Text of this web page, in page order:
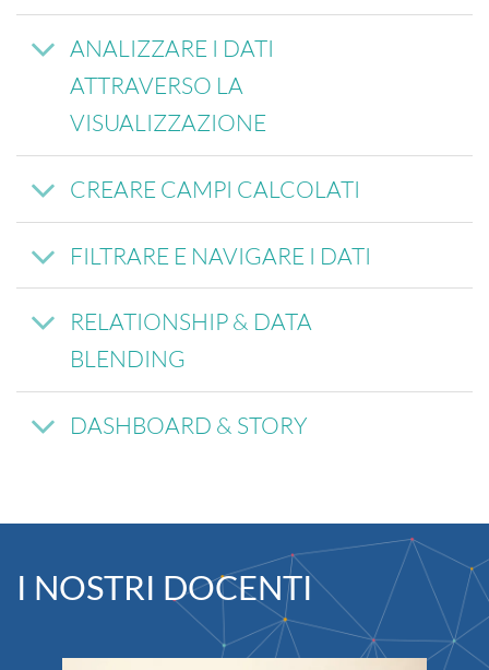
ANALIZZARE I DATI
ATTRAVERSO LA
VISUALIZZAZIONE
CREARE CAMPI CALCOLATI
FILTRARE E NAVIGARE I DATI
RELATIONSHIP & DATA
BLENDING
DASHBOARD & STORY
I NOSTRI DOCENTI